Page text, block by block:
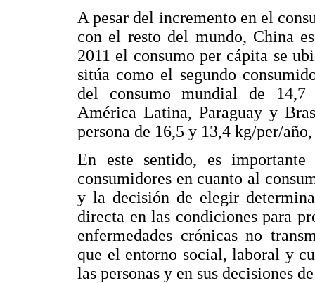
A pesar del incremento en el
con el resto del mundo, China
2011 el consumo per cápita se
sitúa como el segundo
del consumo mundial de 14,7
América Latina, Paraguay y
persona de 16,5 y 13,4 kg/per/
En este sentido, es
consumidores en cuanto al
y la decisión de elegir
directa en las condiciones para
enfermedades crónicas no
que el entorno social, laboral y
las personas y en sus decisiones